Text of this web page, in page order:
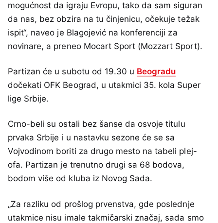
mogućnost da igraju Evropu, tako da sam siguran
da nas, bez obzira na tu činjenicu, očekuje težak
ispit“, naveo je Blagojević na konferenciji za
novinare, a preneo Mocart Sport (Mozzart Sport).
Partizan će u subotu od 19.30 u Beogradu
dočekati OFK Beograd, u utakmici 35. kola Super
lige Srbije.
Crno-beli su ostali bez šanse da osvoje titulu
prvaka Srbije i u nastavku sezone će se sa
Vojvodinom boriti za drugo mesto na tabeli plej-
ofa. Partizan je trenutno drugi sa 68 bodova,
bodom više od kluba iz Novog Sada.
„Za razliku od prošlog prvenstva, gde poslednje
utakmice nisu imale takmičarski značaj, sada smo